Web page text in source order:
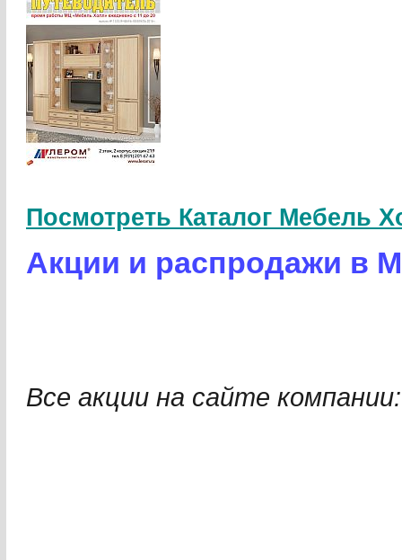
Посмотреть Каталог Мебель
Акции и распродажи в
Все акции на сайте